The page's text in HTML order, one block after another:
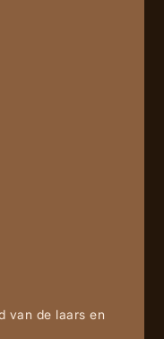
van de laars en